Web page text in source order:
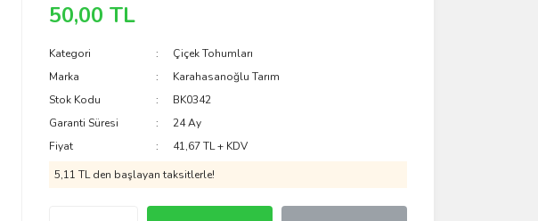
50,00 TL
Kategori
Çiçek Tohumları
Marka
Karahasanoğlu Tarım
Stok Kodu
BK0342
Garanti Süresi
24 Ay
Fiyat
41,67 TL + KDV
5,11 TL den başlayan taksitlerle!